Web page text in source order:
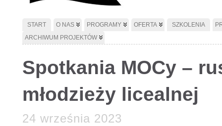
START O NAS PROGRAMY OFERTA SZKOLENIA
ARCHIWUM PROJEKTÓW
Spotkania MOCy –
młodzieży licealnej
24 września 2023